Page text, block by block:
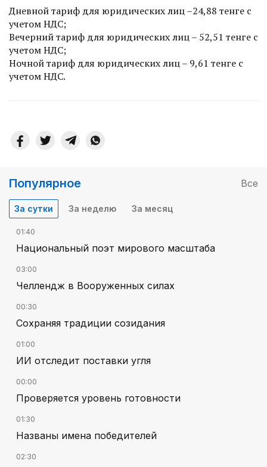
Дневной тариф для юридических лиц –24,88 тенге с
учетом НДС;
Вечерний тариф для юридических лиц – 52,51 тенге с
учетом НДС;
Ночной тариф для юридических лиц – 9,61 тенге с
учетом НДС.
Популярное Все
За сутки За неделю За месяц
01:40
Национальный поэт мирового масштаба
03:00
Челлендж в Вооруженных силах
00:30
Сохраняя традиции созидания
01:00
ИИ отследит поставки угля
00:00
Проверяется уровень готовности
01:30
Названы имена победителей
02:30